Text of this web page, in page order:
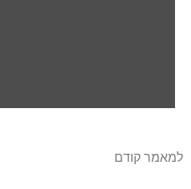
למאמר קודם